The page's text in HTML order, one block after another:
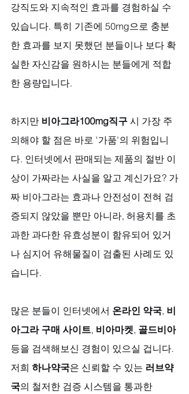
강직도와 지속적인 효과를 경험하실 수
있습니다. 특히 기존에 50mg으로 충분
한 효과를 보지 못했던 분들이나 보다 확
실한 자신감을 원하시는 분들에게 적합
한 용량입니다.
하지만 비아그라100mg직구 시 가장 주
의해야 할 점은 바로 '가품'의 위험입니
다. 인터넷에서 판매되는 제품의 절반 이
상이 가짜라는 사실을 알고 계신가요? 가
짜 비아그라는 효과나 안전성이 전혀 검
증되지 않았을 뿐만 아니라, 허용치를 초
과한 과다한 유효성분이 함유되어 있거
나 심지어 유해물질이 검출된 사례도 있
습니다.
많은 분들이 인터넷에서 온라인 약국, 비
아그라 구매 사이트, 비아마켓, 골드비아
등을 검색해보신 경험이 있으실 겁니다.
저희 하나약국은 신뢰할 수 있는 러브약
국의 철저한 검증 시스템을 통과한